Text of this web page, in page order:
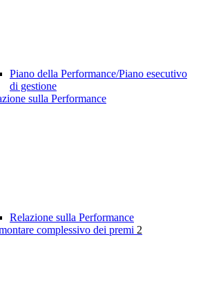
Piano della Performance/Piano esecutivo
di gestione
sulla Performance
Relazione sulla Performance
complessivo dei premi 2